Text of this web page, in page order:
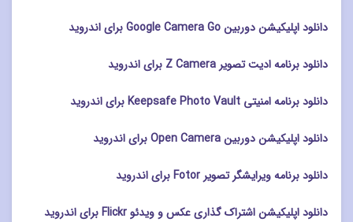
دانلود اپلیکیشن دوربین Google Camera Go برای اندروید
دانلود برنامه ادیت تصویر Z Camera برای اندروید
دانلود برنامه امنیتی Keepsafe Photo Vault برای اندروید
دانلود اپلیکیشن دوربین Open Camera برای اندروید
دانلود برنامه ویرایشگر تصویر Fotor برای اندروید
دانلود اپلیکیشن اشتراک گذاری عکس و ویدئو Flickr برای اندروید